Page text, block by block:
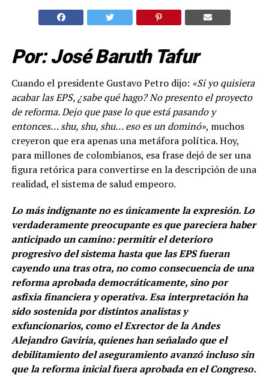
Por: José Baruth Tafur
Cuando el presidente Gustavo Petro dijo: «Si yo quisiera
acabar las EPS, ¿sabe qué hago? No presento el proyecto
de reforma. Dejo que pase lo que está pasando y
entonces… shu, shu, shu… eso es un dominó», muchos
creyeron que era apenas una metáfora política. Hoy,
para millones de colombianos, esa frase dejó de ser una
figura retórica para convertirse en la descripción de una
realidad, el sistema de salud empeoro.
Lo más indignante no es únicamente la expresión. Lo
verdaderamente preocupante es que pareciera haber
anticipado un camino: permitir el deterioro
progresivo del sistema hasta que las EPS fueran
cayendo una tras otra, no como consecuencia de una
reforma aprobada democráticamente, sino por
asfixia financiera y operativa. Esa interpretación ha
sido sostenida por distintos analistas y
exfuncionarios, como el Exrector de la Andes
Alejandro Gaviria, quienes han señalado que el
debilitamiento del aseguramiento avanzó incluso sin
que la reforma inicial fuera aprobada en el Congreso.